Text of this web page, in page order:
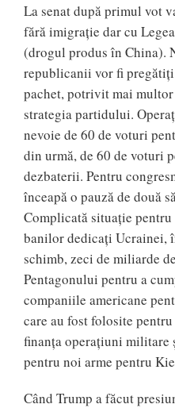
La senat după primul vot
fără imigrație dar cu
(drogul produs în China).
republicanii vor fi pregătiți
pachet, potrivit mai
strategia partidului.
nevoie de 60 de voturi
din urmă, de 60 de voturi
dezbaterii. Pentru
înceapă o pauză de două
Complicată situație
banilor dedicați Ucrainei,
schimb, zeci de miliarde
Pentagonului pentru a
companiile americane
care au fost folosite
finanța operațiuni militare
pentru noi arme pentru
Când Trump a făcut